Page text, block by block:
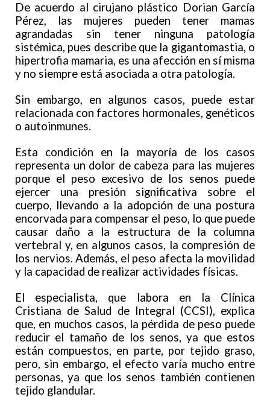
De acuerdo al cirujano plástico Dorian García
Pérez, las mujeres pueden tener mamas
agrandadas sin tener ninguna patología
sistémica, pues describe que la gigantomastia, o
hipertrofia mamaria, es una afección en sí misma
y no siempre está asociada a otra patología.
Sin embargo, en algunos casos, puede estar
relacionada con factores hormonales, genéticos
o autoinmunes.
Esta condición en la mayoría de los casos
representa un dolor de cabeza para las mujeres
porque el peso excesivo de los senos puede
ejercer una presión significativa sobre el
cuerpo, llevando a la adopción de una postura
encorvada para compensar el peso, lo que puede
causar daño a la estructura de la columna
vertebral y, en algunos casos, la compresión de
los nervios. Además, el peso afecta la movilidad
y la capacidad de realizar actividades físicas.
El especialista, que labora en la Clínica
Cristiana de Salud de Integral (CCSI), explica
que, en muchos casos, la pérdida de peso puede
reducir el tamaño de los senos, ya que estos
están compuestos, en parte, por tejido graso,
pero, sin embargo, el efecto varía mucho entre
personas, ya que los senos también contienen
tejido glandular.